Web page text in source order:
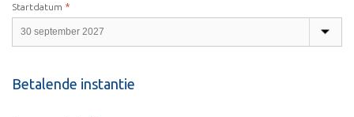
Startdatum *
Betalende instantie